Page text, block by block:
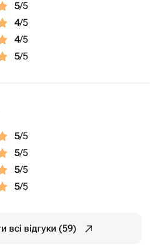
5/5
4/5
4/5
5/5
5/5
5/5
5/5
5/5
всі відгуки (59)